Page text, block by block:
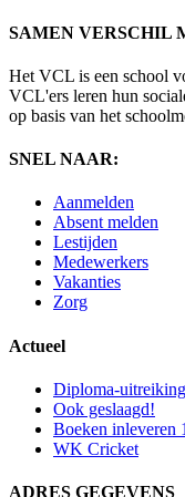
SAMEN VERSCHIL
Het VCL is een school
VCL'ers leren hun
op basis van het
SNEL NAAR:
Aanmelden
Absent melden
Lestijden
Medewerkers
Vakanties
Zorg
Actueel
Diploma-uitreiking
Ook geslaagd!
Boeken inleveren
WK Cricket
ADRES GEGEVENS